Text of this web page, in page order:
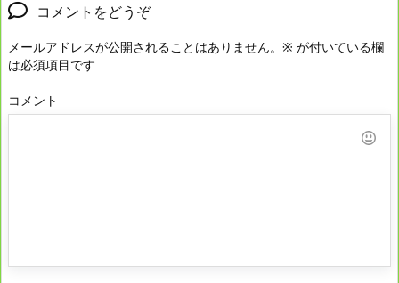
コメントをどうぞ
メールアドレスが公開されることはありません。 ※ が付いている欄
は必須項目です
コメント